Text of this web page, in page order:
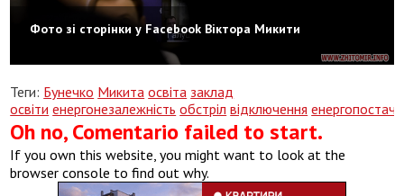
Фото зі сторінки у Facebook Віктора Микити
Теги: Бунечко Микита освіта заклад
освіти енергонезалежність обстріл відключення
Oh no, Comentario failed to start.
If you own this website, you might want to look at the
browser console to find out why.